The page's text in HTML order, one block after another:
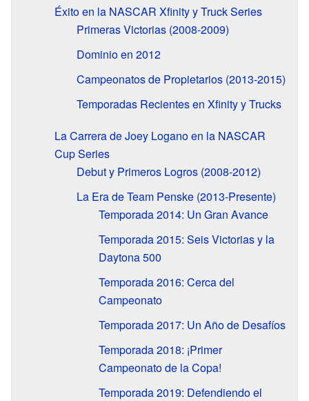
Éxito en la NASCAR Xfinity y Truck Series
Primeras Victorias (2008-2009)
Dominio en 2012
Campeonatos de Propietarios (2013-2015)
Temporadas Recientes en Xfinity y Trucks
La Carrera de Joey Logano en la NASCAR
Cup Series
Debut y Primeros Logros (2008-2012)
La Era de Team Penske (2013-Presente)
Temporada 2014: Un Gran Avance
Temporada 2015: Seis Victorias y la
Daytona 500
Temporada 2016: Cerca del
Campeonato
Temporada 2017: Un Año de Desafíos
Temporada 2018: ¡Primer
Campeonato de la Copa!
Temporada 2019: Defendiendo el